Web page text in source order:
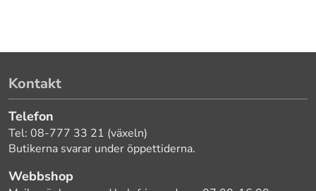
Kontakt
Telefon
Tel: 08-777 33 21 (växeln)
Butikerna svarar under öppettiderna.
Webbshop